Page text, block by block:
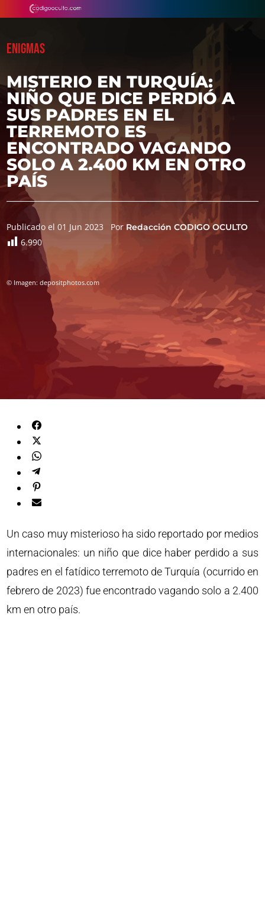
ENIGMAS
MISTERIO EN TURQUÍA:
NIÑO QUE DICE PERDIÓ A
SUS PADRES EN EL
TERREMOTO ES
ENCONTRADO VAGANDO
SOLO A 2.400 KM EN OTRO
PAÍS
Publicado el 01 Jun 2023 Por Redacción CODIGO OCULTO
6.990
© Imagen: depositphotos.com
Un caso muy misterioso ha sido reportado por medios
internacionales: un niño que dice haber perdido a sus
padres en el fatídico terremoto de Turquía (ocurrido en
febrero de 2023) fue encontrado vagando solo a 2.400
km en otro país.